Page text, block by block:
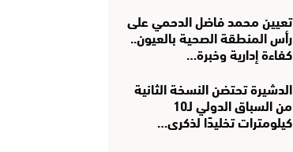
تعيين محمد فاضل الدحمي على
رأس المنطقة الصحية بالعيون..
كفاءة إدارية وخبرة…
الدشيرة تحتضن النسخة الثانية
من السباق الدولي لـ10
كيلومترات تخليدًا لذكرى…